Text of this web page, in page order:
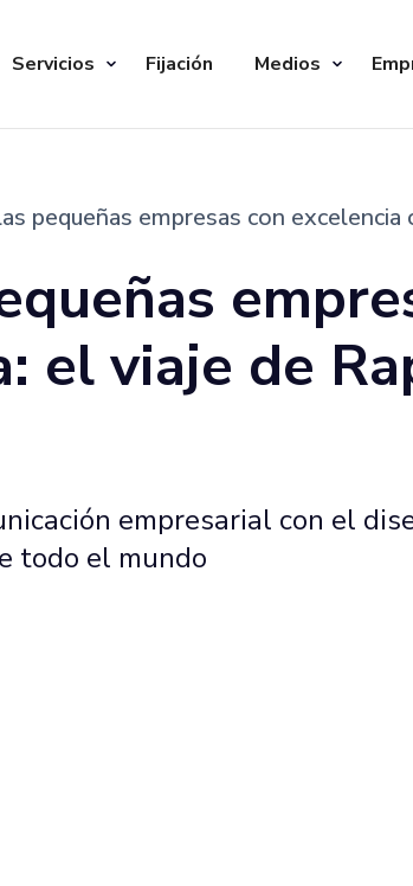
Servicios Fijación Medios
pequeñas empresas con
el viaje de
empresarial con el
todo el mundo